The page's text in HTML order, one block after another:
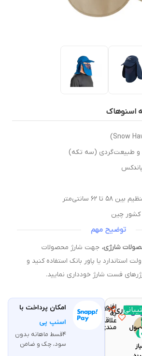
(سه تکه)
چین
توضیح مهم
شارژی،جهت شارژ محصولات
۵ ولت استاندارد یا پاور بانک استفاده کنید و
فست شارژ خودداری نمایید.
افزودن
به
علاقه
مندی
مقایسه
امکان پرداخت با
اسنپ پی
۴قسط ماهانه بدون
سود، چک و ضامن